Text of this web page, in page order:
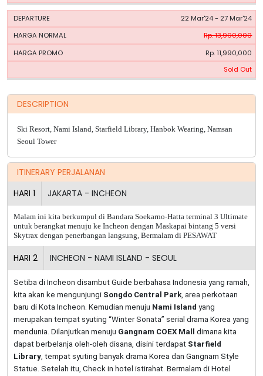
22 Mar'24 - 27 Mar'24
Rp. 13,990,000
Rp. 11,990,000
Sold Out
DESCRIPTION
Ski Resort, Nami Island, Starfield Library, Hanbok Wearing, Namsan
Seoul Tower
ITINERARY PERJALANAN
HARI 1 JAKARTA - INCHEON
Malam ini kita berkumpul di Bandara Soekarno-Hatta terminal 3 Ultimate
untuk berangkat menuju ke Incheon dengan Maskapai bintang 5 versi
Skytrax dengan penerbangan langsung, Bermalam di PESAWAT
HARI 2 INCHEON - NAMI ISLAND - SEOUL
Setiba di Incheon disambut Guide berbahasa Indonesia yang ramah,
kita akan ke mengunjungi Songdo Central Park, area perkotaan
baru di Kota Incheon. Kemudian menuju Nami Island yang
merupakan tempat syuting “Winter Sonata” serial drama Korea yang
mendunia. Dilanjutkan menuju Gangnam COEX Mall
dimana kita
dapat berbelanja oleh-oleh disana, disini terdapat Starfield
Library, tempat syuting banyak drama Korea dan Gangnam Style
Statue. Setelah itu, Check in hotel istirahat. Bermalam di Hotel